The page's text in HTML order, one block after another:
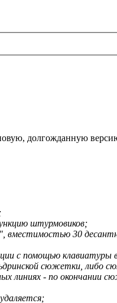
долгожданную
штурмовиков;
вместимостью 30
с помощью клавиатуры
сюжетки, либо
линиях - по окончании